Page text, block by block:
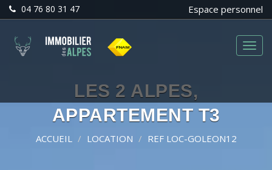
04 76 80 31 47 Espace personnel
Menu
LES 2 ALPES,
APPARTEMENT T3
ACCUEIL LOCATION REF LOC-GOLEON12